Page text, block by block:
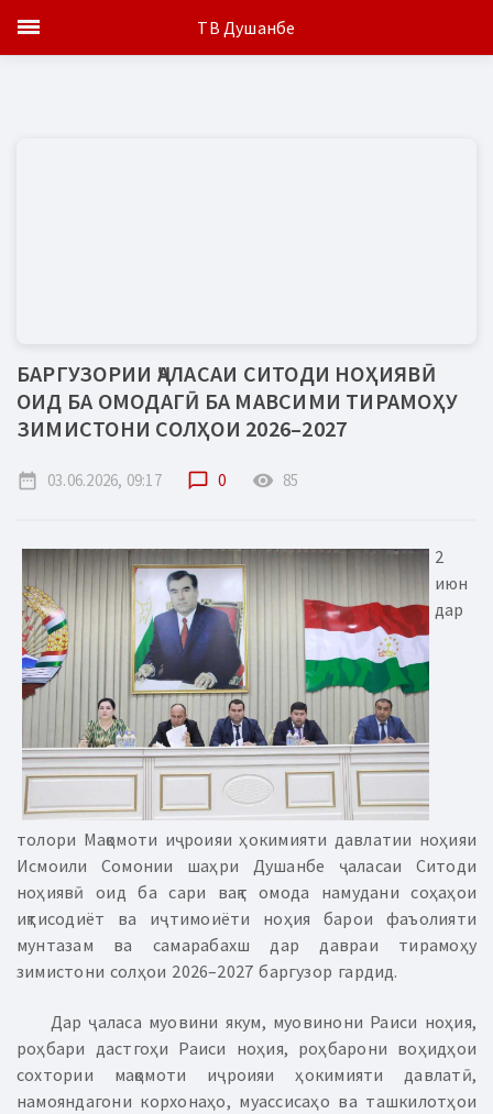
БАРГУЗОРИИ ҶАЛАСАИ СИТОДИ НОҲИЯВӢ
ОИД БА ОМОДАГӢ БА МАВСИМИ ТИРАМОҲУ
ЗИМИСТОНИ СОЛҲОИ 2026–2027
date_range 03.06.2026, 09:17 chat_bubble_outline 0 remove_red_eye 85
2
июн
дар
толори Мақомоти иҷроияи ҳокимияти давлатии ноҳияи
Исмоили Сомонии шаҳри Душанбе ҷаласаи Ситоди
ноҳиявӣ оид ба сари вақт омода намудани соҳаҳои
иқтисодиёт ва иҷтимоиёти ноҳия барои фаъолияти
мунтазам ва самарабахш дар давраи тирамоҳу
зимистони солҳои 2026–2027 баргузор гардид.
Дар ҷаласа муовини якум, муовинони Раиси ноҳия,
роҳбари дастгоҳи Раиси ноҳия, роҳбарони воҳидҳои
сохтории мақомоти иҷроияи ҳокимияти давлатӣ,
намояндагони корхонаҳо, муассисаҳо ва ташкилотҳои
ТВ Душанбе